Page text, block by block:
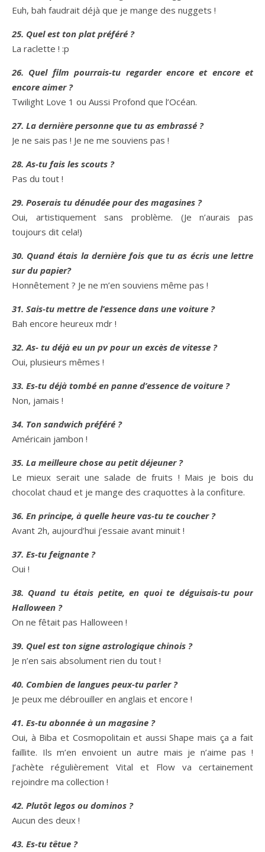
Euh, bah faudrait déjà que je mange des nuggets !
25. Quel est ton plat préféré ?
La raclette ! :p
26. Quel film pourrais-tu regarder encore et encore et
encore aimer ?
Twilight Love 1 ou Aussi Profond que l’Océan.
27. La dernière personne que tu as embrassé ?
Je ne sais pas ! Je ne me souviens pas !
28. As-tu fais les scouts ?
Pas du tout !
29. Poserais tu dénudée pour des magasines ?
Oui, artistiquement sans problème. (Je n’aurais pas
toujours dit cela!)
30. Quand étais la dernière fois que tu as écris une lettre
sur du papier?
Honnêtement ? Je ne m’en souviens même pas !
31. Sais-tu mettre de l’essence dans une voiture ?
Bah encore heureux mdr !
32. As- tu déjà eu un pv pour un excès de vitesse ?
Oui, plusieurs mêmes !
33. Es-tu déjà tombé en panne d’essence de voiture ?
Non, jamais !
34. Ton sandwich préféré ?
Américain jambon !
35. La meilleure chose au petit déjeuner ?
Le mieux serait une salade de fruits ! Mais je bois du
chocolat chaud et je mange des craquottes à la confiture.
36. En principe, à quelle heure vas-tu te coucher ?
Avant 2h, aujourd’hui j’essaie avant minuit !
37. Es-tu feignante ?
Oui !
38. Quand tu étais petite, en quoi te déguisais-tu pour
Halloween ?
On ne fêtait pas Halloween !
39. Quel est ton signe astrologique chinois ?
Je n’en sais absolument rien du tout !
40. Combien de langues peux-tu parler ?
Je peux me débrouiller en anglais et encore !
41. Es-tu abonnée à un magasine ?
Oui, à Biba et Cosmopolitain et aussi Shape mais ça a fait
faillite. Ils m’en envoient un autre mais je n’aime pas !
J’achète régulièrement Vital et Flow va certainement
rejoindre ma collection !
42. Plutôt legos ou dominos ?
Aucun des deux !
43. Es-tu têtue ?